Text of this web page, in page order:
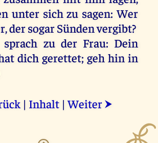
unter sich zu sagen:Wer
,dersogarSündenvergibt?
sprach zu der Frau: Dein
dich gerettet; gehhin in
| Inhalt |Weiter ⮞